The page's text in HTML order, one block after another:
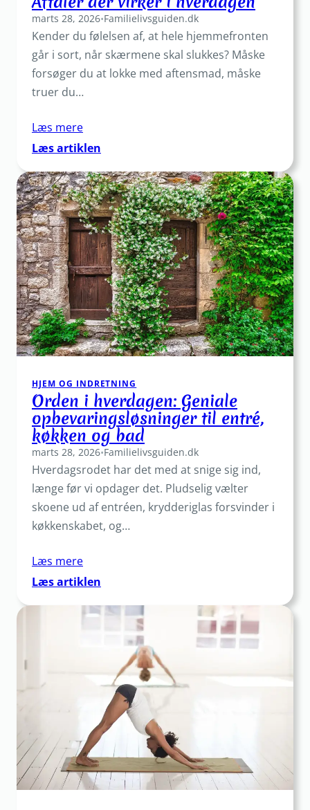
marts 28, 2026•Familielivsguiden.dk
Kender du følelsen af, at hele hjemmefronten
går i sort, når skærmene skal slukkes? Måske
forsøger du at lokke med aftensmad, måske
truer du…
Læs mere
Læs artiklen
uden
konflikter:
Aftaler
der
virker
i
hverdagen
HJEM OG INDRETNING
Orden i hverdagen: Geniale
opbevaringsløsninger til entré,
køkken og bad
marts 28, 2026•Familielivsguiden.dk
Hverdagsrodet har det med at snige sig ind,
længe før vi opdager det. Pludselig vælter
skoene ud af entréen, krydderiglas forsvinder i
køkkenskabet, og…
Læs mere
Læs artiklen
hverdagen:
Geniale
opbevaringsløsninger
til
entré,
køkken
og
bad